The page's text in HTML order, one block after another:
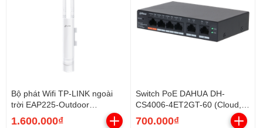
Bộ phát Wifi TP-LINK ngoài
trời EAP225-Outdoor
(AC1200, 2 băng tần)
1.600.000₫
Switch PoE DAHUA DH-
CS4006-4ET2GT-60 (Cloud, 4
PoE, 2 uplink, 60W)
700.000₫